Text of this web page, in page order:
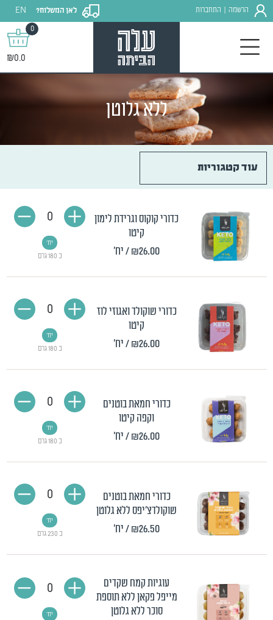
הרשמה התחברות לאן המשלוח?
EN
0
₪0.0
ללא גלוטן
עוד קטגוריות
כדורי קוקוס וגרידת לימון
קיטו
₪26.00/ יח' כ 180 גרם
יח'
0
כדורי שוקולד ואגוזי לוז
קיטו
₪26.00/ יח' כ 180 גרם
יח'
0
כדורי חמאת בוטנים
וקפה קיטו
₪26.00/ יח' כ 180 גרם
יח'
0
כדורי חמאת בוטנים
שוקולדצ'יפס ללא גלוטן
₪26.50/ יח' כ 230 גרם
יח'
0
עוגיות קמח שקדים
מייפל פקאן ללא תוספת
סוכר ללא גלוטן
יח'
0